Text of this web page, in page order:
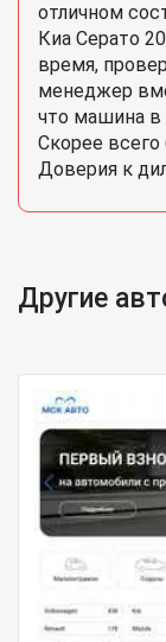
отличном
Киа Серато
время,
менеджер
что машина в
Скорее
Доверия к
Другие